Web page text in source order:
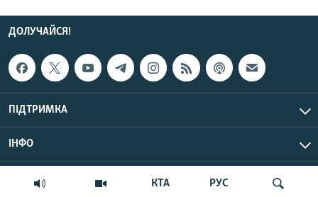
КТА РУС
ДОЛУЧАЙСЯ!
ПІДТРИМКА
ІНФО
© Крим.Реалії, 2026 | Усі права застережено.